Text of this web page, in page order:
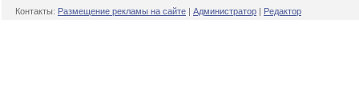
Контакты: Размещение рекламы на сайте | Администратор | Редактор